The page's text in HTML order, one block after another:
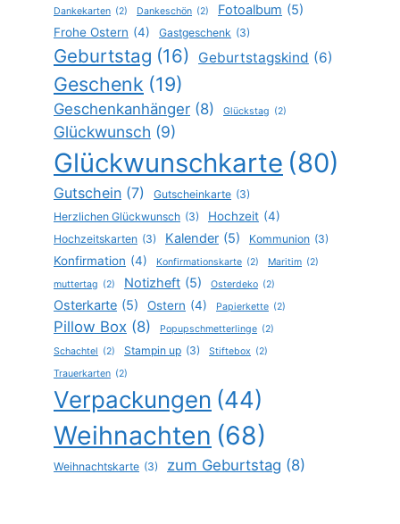
Dankekarten (2) Dankeschön (2) Fotoalbum (5)
Frohe Ostern (4) Gastgeschenk (3)
Geburtstag (16) Geburtstagskind (6)
Geschenk (19)
Geschenkanhänger (8) Glückstag (2)
Glückwunsch (9)
Glückwunschkarte (80)
Gutschein (7) Gutscheinkarte (3)
Herzlichen Glückwunsch (3) Hochzeit (4)
Hochzeitskarten (3) Kalender (5) Kommunion (3)
Konfirmation (4) Konfirmationskarte (2) Maritim (2)
muttertag (2) Notizheft (5) Osterdeko (2)
Osterkarte (5) Ostern (4) Papierkette (2)
Pillow Box (8) Popupschmetterlinge (2)
Schachtel (2) Stampin up (3) Stiftebox (2)
Trauerkarten (2)
Verpackungen (44)
Weihnachten (68)
Weihnachtskarte (3) zum Geburtstag (8)